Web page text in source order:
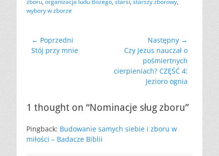
zboru, organizacja ludu Bożego, starsi, starszy zborowy,
wybory w zborze
Nawigacja
wpisu
← Poprzedni
Poprzedni
Stój przy mnie
Następny →
Następny
Czy Jezus nauczał o
pośmiertnych
cierpieniach? CZĘŚĆ 4:
Jezioro ognia
1 thought on “Nominacje sług zboru”
Pingback: Budowanie samych siebie i zboru w
miłości – Badacze Biblii